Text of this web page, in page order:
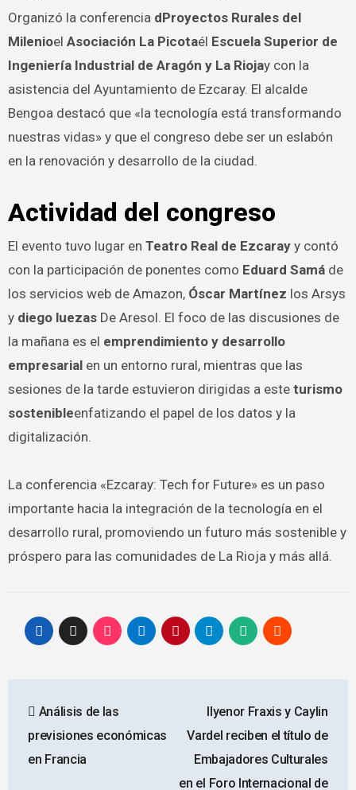
Organizó la conferencia dProyectos Rurales del
Milenioel Asociación La Picotaél Escuela Superior de
Ingeniería Industrial de Aragón y La Riojay con la
asistencia del Ayuntamiento de Ezcaray. El alcalde
Bengoa destacó que «la tecnología está transformando
nuestras vidas» y que el congreso debe ser un eslabón
en la renovación y desarrollo de la ciudad.
Actividad del congreso
El evento tuvo lugar en Teatro Real de Ezcarayy contó
con la participación de ponentes como Eduard Samáde
los servicios web de Amazon, Óscar Martínez los Arsys
y diego luezasDe Aresol. El foco de las discusiones de
la mañana es el emprendimiento y desarrollo
empresarialen un entorno rural, mientras que las
sesiones de la tarde estuvieron dirigidas a este turismo
sostenibleenfatizando el papel de los datos y la
digitalización.
La conferencia «Ezcaray: Tech for Future» es un paso
importante hacia la integración de la tecnología en el
desarrollo rural, promoviendo un futuro más sostenible y
próspero para las comunidades de La Rioja y más allá.
de
entradas
Análisis de las
previsiones económicas
en Francia
Ilyenor Fraxis y Caylin
Vardel reciben el título de
Embajadores Culturales
en el Foro Internacional de